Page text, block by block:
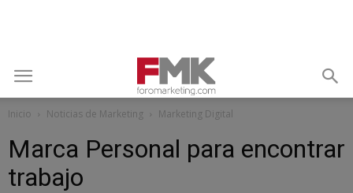
Inicio Noticias de Marketing Marketing Digital
Marca Personal para encontrar
trabajo